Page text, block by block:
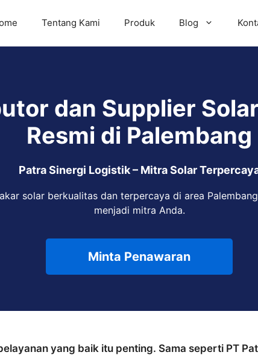
Tentang Kami Produk Blog
dan Supplier
Resmi di Palembang
Patra Sinergi Logistik – Mitra Solar
solar berkualitas dan terpercaya di area
menjadi mitra Anda.
Minta Penawaran
yang baik itu penting. Sama seperti PT